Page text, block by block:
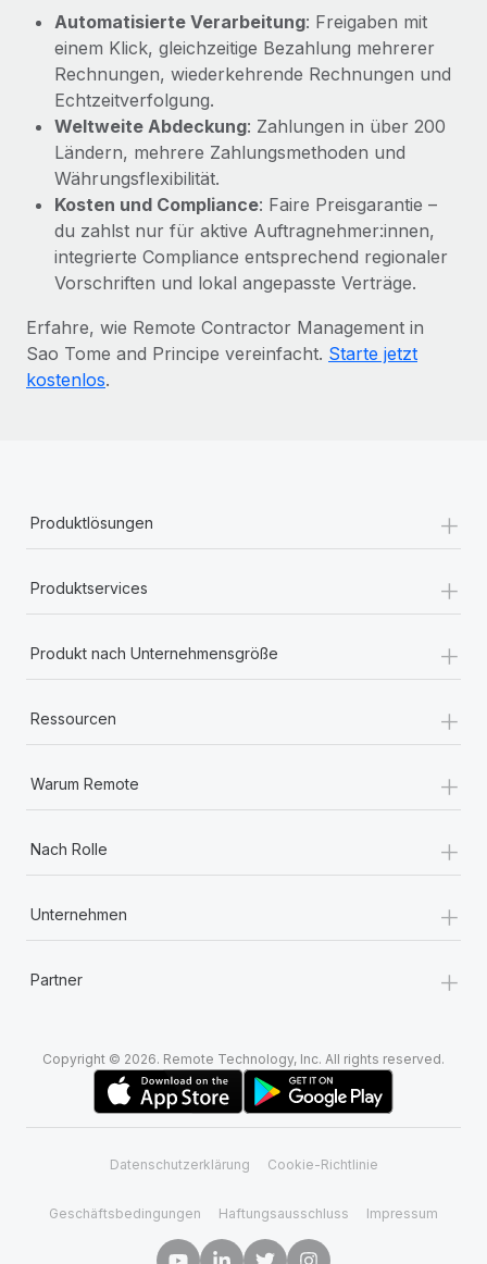
Automatisierte Verarbeitung: Freigaben mit
einem Klick, gleichzeitige Bezahlung mehrerer
Rechnungen, wiederkehrende Rechnungen und
Echtzeitverfolgung.
Weltweite Abdeckung: Zahlungen in über 200
Ländern, mehrere Zahlungsmethoden und
Währungsflexibilität.
Kosten und Compliance: Faire Preisgarantie –
du zahlst nur für aktive Auftragnehmer:innen,
integrierte Compliance entsprechend regionaler
Vorschriften und lokal angepasste Verträge.
Erfahre, wie Remote Contractor Management in
Sao Tome and Principe vereinfacht. Starte jetzt
kostenlos.
Produktlösungen +
Produktservices +
Produkt nach Unternehmensgröße +
Ressourcen +
Warum Remote +
Nach Rolle +
Unternehmen +
Partner +
Copyright © 2026. Remote Technology, Inc. All rights reserved.
Datenschutzerklärung Cookie-Richtlinie
Geschäftsbedingungen Haftungsausschluss Impressum